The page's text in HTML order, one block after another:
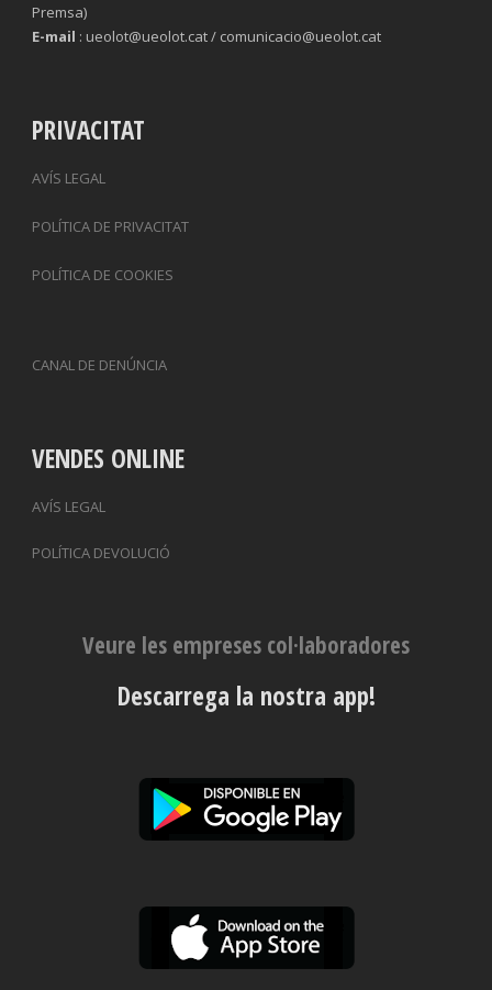
Premsa)
E-mail : ueolot@ueolot.cat / comunicacio@ueolot.cat
PRIVACITAT
AVÍS LEGAL
POLÍTICA DE PRIVACITAT
POLÍTICA DE COOKIES
CANAL DE DENÚNCIA
VENDES ONLINE
AVÍS LEGAL
POLÍTICA DEVOLUCIÓ
Veure les empreses col·laboradores
Descarrega la nostra app!